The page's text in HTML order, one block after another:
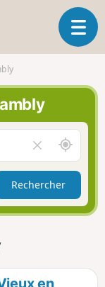
O
u
l
a
i
g
o
i
d
e
r
l
a
A
u
t
u
r
Rechercher
en